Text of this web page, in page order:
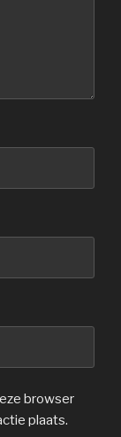
browser
plaats.